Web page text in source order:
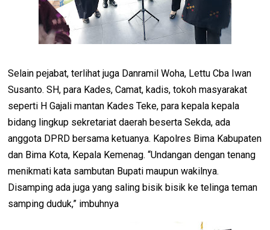
Selain pejabat, terlihat juga Danramil Woha, Lettu Cba Iwan
Susanto. SH, para Kades, Camat, kadis, tokoh masyarakat
seperti H Gajali mantan Kades Teke, para kepala kepala
bidang lingkup sekretariat daerah beserta Sekda, ada
anggota DPRD bersama ketuanya. Kapolres Bima Kabupaten
dan Bima Kota, Kepala Kemenag. “Undangan dengan tenang
menikmati kata sambutan Bupati maupun wakilnya.
Disamping ada juga yang saling bisik bisik ke telinga teman
samping duduk,” imbuhnya